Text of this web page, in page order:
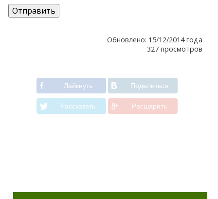
Обновлено: 15/12/2014 года
327 просмотров
Лайкнуть Поделиться
Рассказать Расшарить